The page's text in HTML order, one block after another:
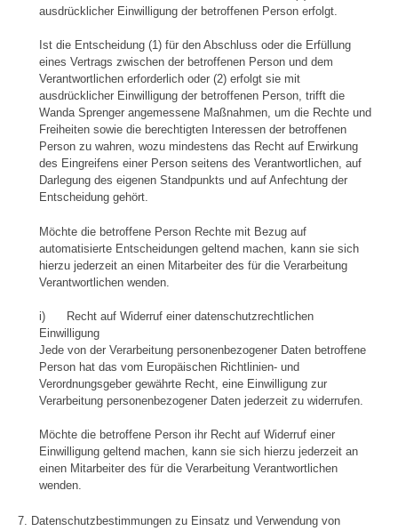
ausdrücklicher Einwilligung der betroffenen Person erfolgt.
Ist die Entscheidung (1) für den Abschluss oder die Erfüllung
eines Vertrags zwischen der betroffenen Person und dem
Verantwortlichen erforderlich oder (2) erfolgt sie mit
ausdrücklicher Einwilligung der betroffenen Person, trifft die
Wanda Sprenger angemessene Maßnahmen, um die Rechte und
Freiheiten sowie die berechtigten Interessen der betroffenen
Person zu wahren, wozu mindestens das Recht auf Erwirkung
des Eingreifens einer Person seitens des Verantwortlichen, auf
Darlegung des eigenen Standpunkts und auf Anfechtung der
Entscheidung gehört.
Möchte die betroffene Person Rechte mit Bezug auf
automatisierte Entscheidungen geltend machen, kann sie sich
hierzu jederzeit an einen Mitarbeiter des für die Verarbeitung
Verantwortlichen wenden.
i) Recht auf Widerruf einer datenschutzrechtlichen
Einwilligung
Jede von der Verarbeitung personenbezogener Daten betroffene
Person hat das vom Europäischen Richtlinien- und
Verordnungsgeber gewährte Recht, eine Einwilligung zur
Verarbeitung personenbezogener Daten jederzeit zu widerrufen.
Möchte die betroffene Person ihr Recht auf Widerruf einer
Einwilligung geltend machen, kann sie sich hierzu jederzeit an
einen Mitarbeiter des für die Verarbeitung Verantwortlichen
wenden.
7. Datenschutzbestimmungen zu Einsatz und Verwendung von